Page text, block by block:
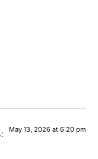
May 13, 2026 at 6:20 pm